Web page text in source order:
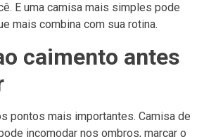
E uma camisa mais simples pode
mais combina com sua rotina.
caimento antes
pontos mais importantes. Camisa de
incomodar nos ombros, marcar o